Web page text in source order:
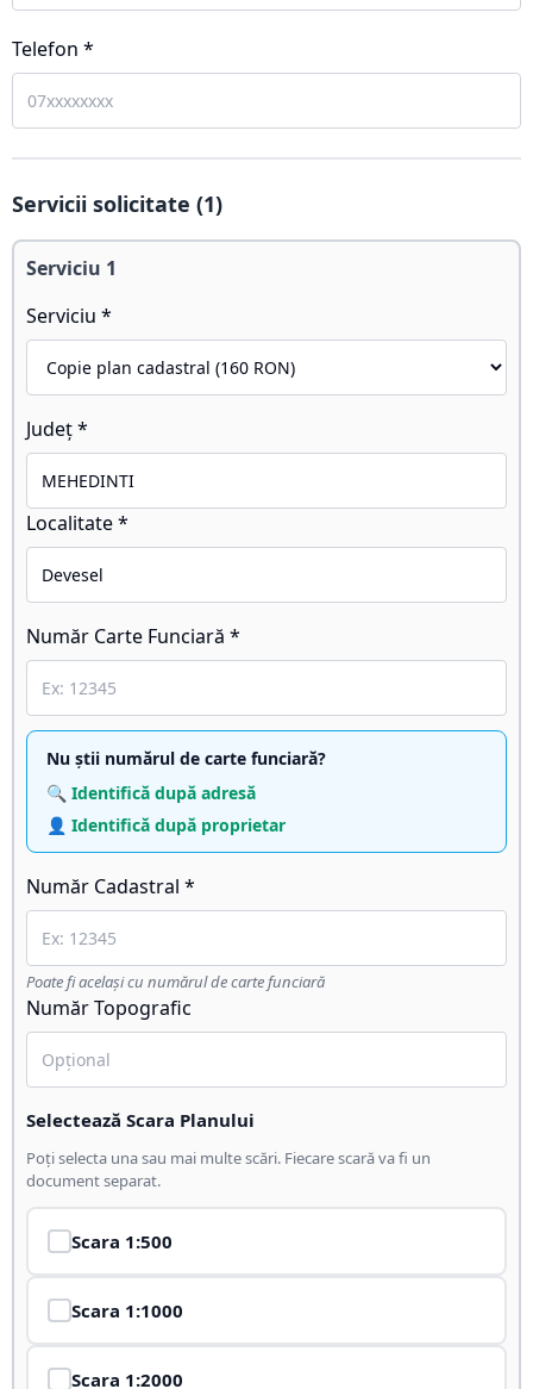
Telefon *
Servicii solicitate (1)
Serviciu 1
Serviciu *
Județ *
Localitate *
Număr Carte Funciară *
Nu știi numărul de carte funciară?
🔍 Identifică după adresă
👤 Identifică după proprietar
Număr Cadastral *
Poate fi același cu numărul de carte funciară
Număr Topografic
Selectează Scara Planului
Poți selecta una sau mai multe scări. Fiecare scară va fi un
document separat.
Scara 1:500
Scara 1:1000
Scara 1:2000